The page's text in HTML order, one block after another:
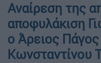
Αναίρεση της
αποφυλάκιση
ο Άρειος
Κωνσταντίνου